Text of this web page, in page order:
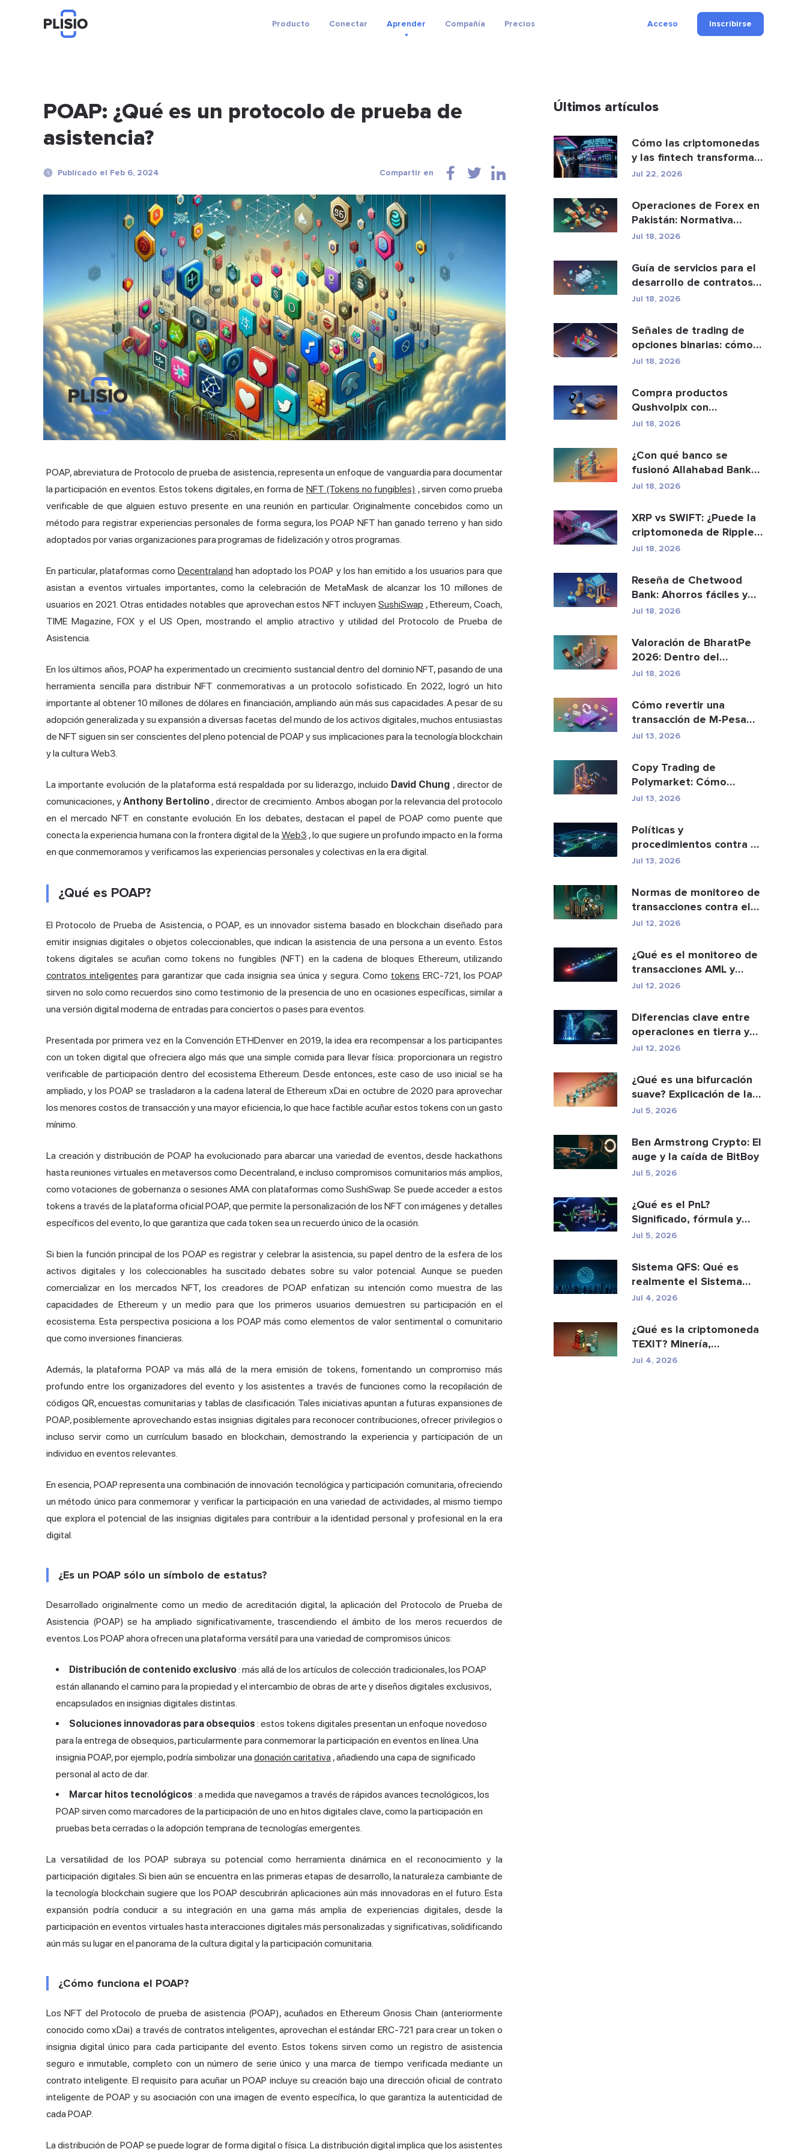
Producto Conectar Aprender Compañía Precios Acceso Inscribirse
POAP: ¿Qué es un protocolo de prueba de
asistencia?
Publicado el Feb 6, 2024 Compartir en
POAP, abreviatura de Protocolo de prueba de asistencia, representa un enfoque de vanguardia para documentar
la participación en eventos. Estos tokens digitales, en forma de NFT (Tokens no fungibles) , sirven como prueba
verificable de que alguien estuvo presente en una reunión en particular. Originalmente concebidos como un
método para registrar experiencias personales de forma segura, los POAP NFT han ganado terreno y han sido
adoptados por varias organizaciones para programas de fidelización y otros programas.
En particular, plataformas comoDecentraland han adoptado los POAP y los han emitido a los usuarios para que
asistan a eventos virtuales importantes, como la celebración de MetaMask de alcanzar los 10 millones de
usuarios en 2021. Otras entidades notables que aprovechan estos NFT incluyenSushiSwap , Ethereum, Coach,
TIME Magazine, FOX y el US Open, mostrando el amplio atractivo y utilidad del Protocolo de Prueba de
Asistencia.
En los últimos años, POAP ha experimentado un crecimiento sustancial dentro del dominio NFT, pasando de una
herramienta sencilla para distribuir NFT conmemorativas a un protocolo sofisticado. En 2022, logró un hito
importante al obtener 10 millones de dólares en financiación, ampliando aún más sus capacidades. A pesar de su
adopción generalizada y su expansión a diversas facetas del mundo de los activos digitales, muchos entusiastas
de NFT siguen sin ser conscientes del pleno potencial de POAP y sus implicaciones para la tecnología blockchain
y la cultura Web3.
La importante evolución de la plataforma está respaldada por su liderazgo, incluido David Chung , director de
comunicaciones, yAnthony Bertolino, director de crecimiento. Ambos abogan por la relevancia del protocolo
en el mercado NFT en constante evolución. En los debates, destacan el papel de POAP como puente que
conecta la experiencia humana con la frontera digital de la Web3 , lo que sugiere un profundo impacto en la forma
en que conmemoramos y verificamos las experiencias personales y colectivas en la era digital.
¿Qué es POAP?
El Protocolo de Prueba de Asistencia, o POAP, es un innovador sistema basado en blockchain diseñado para
emitir insignias digitales o objetos coleccionables, que indican la asistencia de una persona a un evento. Estos
tokens digitales se acuñan como tokens no fungibles (NFT) en la cadena de bloques Ethereum, utilizando
contratos inteligentes para garantizar que cada insignia sea única y segura. Como tokens ERC-721, los POAP
sirven no solo como recuerdos sino como testimonio de la presencia de uno en ocasiones específicas, similar a
una versión digital moderna de entradas para conciertos o pases para eventos.
Presentada por primera vez en la Convención ETHDenver en 2019, la idea era recompensar a los participantes
con un token digital que ofreciera algo más que una simple comida para llevar física: proporcionara un registro
verificable de participación dentro del ecosistema Ethereum. Desde entonces, este caso de uso inicial se ha
ampliado, y los POAP se trasladaron a la cadena lateral de Ethereum xDai en octubre de 2020 para aprovechar
los menores costos de transacción y una mayor eficiencia, lo que hace factible acuñar estos tokens con un gasto
mínimo.
La creación y distribución de POAP ha evolucionado para abarcar una variedad de eventos, desde hackathons
hasta reuniones virtuales en metaversos como Decentraland, e incluso compromisos comunitarios más amplios,
como votaciones de gobernanza o sesiones AMA con plataformas como SushiSwap. Se puede acceder a estos
tokens a través de la plataforma oficial POAP, que permite la personalización de los NFT con imágenes y detalles
específicos del evento, lo que garantiza que cada token sea un recuerdo único de la ocasión.
Si bien la función principal de los POAP es registrar y celebrar la asistencia, su papel dentro de la esfera de los
activos digitales y los coleccionables ha suscitado debates sobre su valor potencial. Aunque se pueden
comercializar en los mercados NFT, los creadores de POAP enfatizan su intención como muestra de las
capacidades de Ethereum y un medio para que los primeros usuarios demuestren su participación en el
ecosistema. Esta perspectiva posiciona a los POAP más como elementos de valor sentimental o comunitario
que como inversiones financieras.
Además, la plataforma POAP va más allá de la mera emisión de tokens, fomentando un compromiso más
profundo entre los organizadores del evento y los asistentes a través de funciones como la recopilación de
códigos QR, encuestas comunitarias y tablas de clasificación. Tales iniciativas apuntan a futuras expansiones de
POAP, posiblemente aprovechando estas insignias digitales para reconocer contribuciones, ofrecer privilegios o
incluso servir como un currículum basado en blockchain, demostrando la experiencia y participación de un
individuo en eventos relevantes.
En esencia, POAP representa una combinación de innovación tecnológica y participación comunitaria, ofreciendo
un método único para conmemorar y verificar la participación en una variedad de actividades, al mismo tiempo
que explora el potencial de las insignias digitales para contribuir a la identidad personal y profesional en la era
digital.
¿Es un POAP sólo un símbolo de estatus?
Desarrollado originalmente como un medio de acreditación digital, la aplicación del Protocolo de Prueba de
Asistencia (POAP) se ha ampliado significativamente, trascendiendo el ámbito de los meros recuerdos de
eventos. Los POAP ahora ofrecen una plataforma versátil para una variedad de compromisos únicos:
Distribución de contenido exclusivo: más allá de los artículos de colección tradicionales, los POAP
están allanando el camino para la propiedad y el intercambio de obras de arte y diseños digitales exclusivos,
encapsulados en insignias digitales distintas.
Soluciones innovadoras para obsequios : estos tokens digitales presentan un enfoque novedoso
para la entrega de obsequios, particularmente para conmemorar la participación en eventos en línea. Una
insignia POAP, por ejemplo, podría simbolizar una donación caritativa , añadiendo una capa de significado
personal al acto de dar.
Marcar hitos tecnológicos : a medida que navegamos a través de rápidos avances tecnológicos, los
POAP sirven como marcadores de la participación de uno en hitos digitales clave, como la participación en
pruebas beta cerradas o la adopción temprana de tecnologías emergentes.
La versatilidad de los POAP subraya su potencial como herramienta dinámica en el reconocimiento y la
participación digitales. Si bien aún se encuentra en las primeras etapas de desarrollo, la naturaleza cambiante de
la tecnología blockchain sugiere que los POAP descubrirán aplicaciones aún más innovadoras en el futuro. Esta
expansión podría conducir a su integración en una gama más amplia de experiencias digitales, desde la
participación en eventos virtuales hasta interacciones digitales más personalizadas y significativas, solidificando
aún más su lugar en el panorama de la cultura digital y la participación comunitaria.
¿Cómo funciona el POAP?
Los NFT del Protocolo de prueba de asistencia (POAP), acuñados en Ethereum Gnosis Chain (anteriormente
conocido como xDai) a través de contratos inteligentes, aprovechan el estándar ERC-721 para crear un token o
insignia digital único para cada participante del evento. Estos tokens sirven como un registro de asistencia
seguro e inmutable, completo con un número de serie único y una marca de tiempo verificada mediante un
contrato inteligente. El requisito para acuñar un POAP incluye su creación bajo una dirección oficial de contrato
inteligente de POAP y su asociación con una imagen de evento específica, lo que garantiza la autenticidad de
cada POAP.
La distribución de POAP se puede lograr de forma digital o física. La distribución digital implica que los asistentes
Últimos artículos
Cómo las criptomonedas
y las fintech transforman
los pagos y el e...
Jul 22, 2026
Operaciones de Forex en
Pakistán: Normativa
legal, brókeres y ap...
Jul 18, 2026
Guía de servicios para el
desarrollo de contratos
inteligentes y ...
Jul 18, 2026
Señales de trading de
opciones binarias: cómo
funcionan y los ri...
Jul 18, 2026
Compra productos
Qushvolpix con
criptomonedas: Bitcoin,
Jul 18, 2026
¿Con qué banco se
fusionó Allahabad Bank?
Historia completa de ...
Jul 18, 2026
XRP vs SWIFT: ¿Puede la
criptomoneda de Ripple
reemplazar a los p...
Jul 18, 2026
Reseña de Chetwood
Bank: Ahorros fáciles y
banca segura
Jul 18, 2026
Valoración de BharatPe
2026: Dentro del
unicornio fintech de
Jul 18, 2026
Cómo revertir una
transacción de M-Pesa
enviada por error
Jul 13, 2026
Copy Trading de
Polymarket: Cómo
replicar las principales
Jul 13, 2026
Políticas y
procedimientos contra el
blanqueo de capitales:
Jul 13, 2026
Normas de monitoreo de
transacciones contra el
lavado de dinero: c...
Jul 12, 2026
¿Qué es el monitoreo de
transacciones AML y
cómo funciona?
Jul 12, 2026
Diferencias clave entre
operaciones en tierra y
en alta mar
Jul 12, 2026
¿Qué es una bifurcación
suave? Explicación de las
actualizacio...
Jul 5, 2026
Ben Armstrong Crypto: El
auge y la caída de BitBoy
Jul 5, 2026
¿Qué es el PnL?
Significado, fórmula y
cómo calcularlo.
Jul 5, 2026
Sistema QFS: Qué es
realmente el Sistema
Financiero Cuántico (20...
Jul 4, 2026
¿Qué es la criptomoneda
TEXIT? Minería,
especificaciones y ries...
Jul 4, 2026